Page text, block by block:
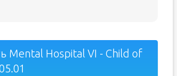
Mental Hospital VI - Child of